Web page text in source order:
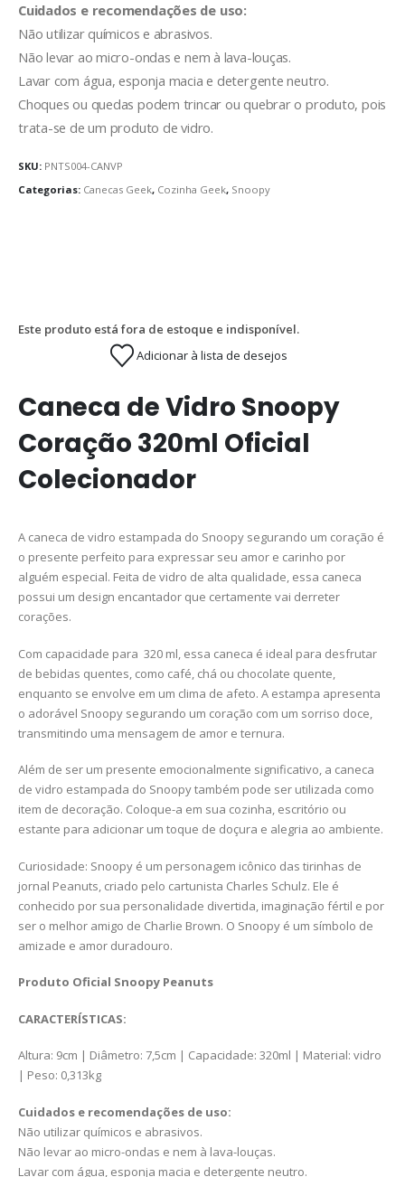
Cuidados e recomendações de uso:
Não utilizar químicos e abrasivos.
Não levar ao micro-ondas e nem à lava-louças.
Lavar com água, esponja macia e detergente neutro.
Choques ou quedas podem trincar ou quebrar o produto, pois
trata-se de um produto de vidro.
SKU: PNTS004-CANVP
Categorias: Canecas Geek, Cozinha Geek, Snoopy
Este produto está fora de estoque e indisponível.
Adicionar à lista de desejos
Caneca de Vidro Snoopy
Coração 320ml Oficial
Colecionador
A caneca de vidro estampada do Snoopy segurando um coração é
o presente perfeito para expressar seu amor e carinho por
alguém especial. Feita de vidro de alta qualidade, essa caneca
possui um design encantador que certamente vai derreter
corações.
Com capacidade para 320 ml, essa caneca é ideal para desfrutar
de bebidas quentes, como café, chá ou chocolate quente,
enquanto se envolve em um clima de afeto. A estampa apresenta
o adorável Snoopy segurando um coração com um sorriso doce,
transmitindo uma mensagem de amor e ternura.
Além de ser um presente emocionalmente significativo, a caneca
de vidro estampada do Snoopy também pode ser utilizada como
item de decoração. Coloque-a em sua cozinha, escritório ou
estante para adicionar um toque de doçura e alegria ao ambiente.
Curiosidade: Snoopy é um personagem icônico das tirinhas de
jornal Peanuts, criado pelo cartunista Charles Schulz. Ele é
conhecido por sua personalidade divertida, imaginação fértil e por
ser o melhor amigo de Charlie Brown. O Snoopy é um símbolo de
amizade e amor duradouro.
Produto Oficial Snoopy Peanuts
CARACTERÍSTICAS:
Altura: 9cm | Diâmetro: 7,5cm | Capacidade: 320ml | Material: vidro
| Peso: 0,313kg
Cuidados e recomendações de uso:
Não utilizar químicos e abrasivos.
Não levar ao micro-ondas e nem à lava-louças.
Lavar com água, esponja macia e detergente neutro.